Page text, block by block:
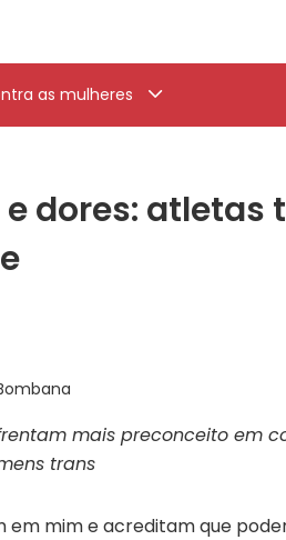
as mulheres
dores: atletas
mais preconceito em
trans
em mim e acreditam que